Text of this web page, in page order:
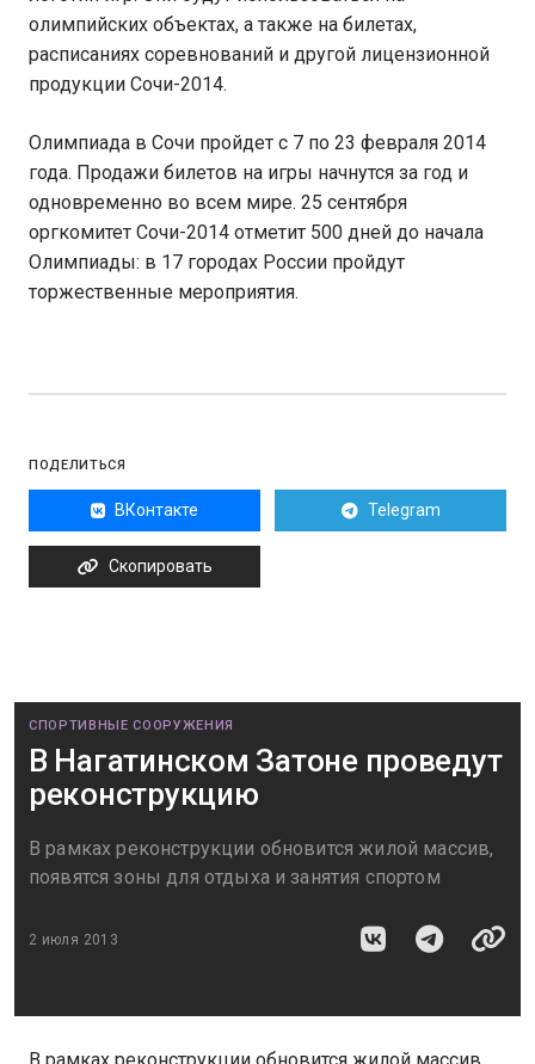
олимпийских объектах, а также на билетах,
расписаниях соревнований и другой лицензионной
продукции Сочи-2014.
Олимпиада в Сочи пройдет с 7 по 23 февраля 2014
года. Продажи билетов на игры начнутся за год и
одновременно во всем мире. 25 сентября
оргкомитет Сочи-2014 отметит 500 дней до начала
Олимпиады: в 17 городах России пройдут
торжественные мероприятия.
ПОДЕЛИТЬСЯ
ВКонтакте Telegram
Скопировать
СПОРТИВНЫЕ СООРУЖЕНИЯ
В Нагатинском Затоне проведут
реконструкцию
В рамках реконструкции обновится жилой массив,
появятся зоны для отдыха и занятия спортом
2 июля 2013